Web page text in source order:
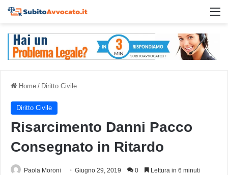
Home / Diritto Civile
Diritto Civile
Risarcimento Danni Pacco
Consegnato in Ritardo
Paola Moroni Giugno 29, 2019 0 Lettura in 6 minuti